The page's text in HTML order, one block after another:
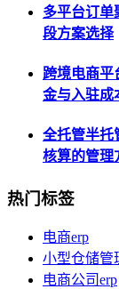
多平台订单
段方案选择
跨境电商平
金与入驻成
全托管半托
核算的管理
热门标签
电商erp
小型仓储管
电商公司erp